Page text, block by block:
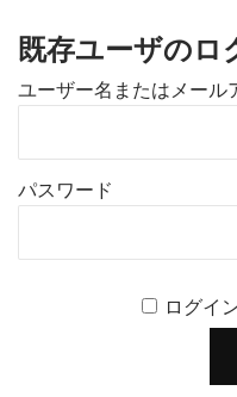
既存ユーザのロ
ユーザー名またはメール
パスワード
ログイ